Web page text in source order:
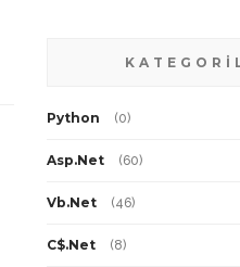
Python (0)
Asp.Net (60)
Vb.Net (46)
C$.Net (8)